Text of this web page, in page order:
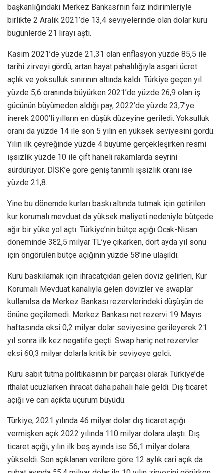
başkanlığındaki Merkez Bankası’nın faiz indirimleriyle
birlikte 2 Aralık 2021’de 13,4 seviyelerinde olan dolar kuru
bugünlerde 21 lirayı aştı.
Kasım 2021’de yüzde 21,31 olan enflasyon yüzde 85,5 ile
tarihi zirveyi gördü, artan hayat pahalılığıyla asgari ücret
açlık ve yoksulluk sınırının altında kaldı. Türkiye geçen yıl
yüzde 5,6 oranında büyürken 2021’de yüzde 26,9 olan iş
gücünün büyümeden aldığı pay, 2022’de yüzde 23,7’ye
inerek 2000’li yılların en düşük düzeyine geriledi. Yoksulluk
oranı da yüzde 14 ile son 5 yılın en yüksek seviyesini gördü.
Yılın ilk çeyreğinde yüzde 4 büyüme gerçekleşirken resmi
işsizlik yüzde 10 ile çift haneli rakamlarda seyrini
sürdürüyor. DİSK’e göre geniş tanımlı işsizlik oranı ise
yüzde 21,8.
Yine bu dönemde kurları baskı altında tutmak için getirilen
kur korumalı mevduat da yüksek maliyeti nedeniyle bütçede
ağır bir yüke yol açtı. Türkiye’nin bütçe açığı Ocak-Nisan
döneminde 382,5 milyar TL’ye çıkarken, dört ayda yıl sonu
için öngörülen bütçe açığının yüzde 58’ine ulaşıldı.
Kuru baskılamak için ihracatçıdan gelen döviz gelirleri, Kur
Korumalı Mevduat kanalıyla gelen dövizler ve swaplar
kullanılsa da Merkez Bankası rezervlerindeki düşüşün de
önüne geçilemedi. Merkez Bankası net rezervi 19 Mayıs
haftasında eksi 0,2 milyar dolar seviyesine gerileyerek 21
yıl sonra ilk kez negatife geçti. Swap hariç net rezervler
eksi 60,3 milyar dolarla kritik bir seviyeye geldi.
Kuru sabit tutma politikasının bir parçası olarak Türkiye’de
ithalat ucuzlarken ihracat daha pahalı hale geldi. Dış ticaret
açığı ve cari açıkta uçurum büyüdü.
Türkiye, 2021 yılında 46 milyar dolar dış ticaret açığı
vermişken açık 2022 yılında 110 milyar dolara ulaştı. Dış
ticaret açığı, yılın ilk beş ayında ise 56,1 milyar dolara
yükseldi. Son açıklanan verilere göre 12 aylık cari açık da